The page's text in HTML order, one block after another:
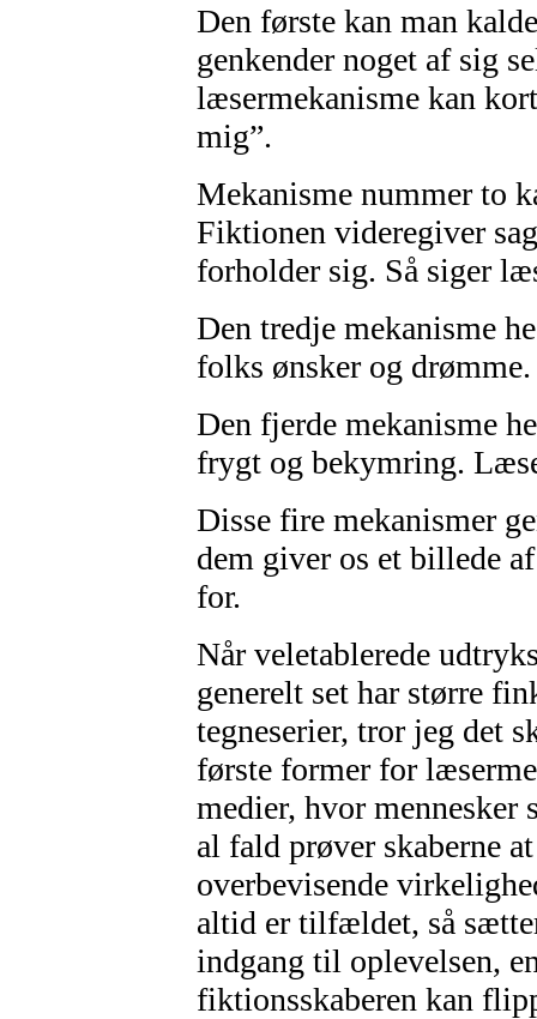
Den første kan man
genkender noget af sig
læsermekanisme kan
mig”.
Mekanisme nummer to
Fiktionen videregiver
forholder sig. Så siger
Den tredje mekanisme
folks ønsker og
Den fjerde mekanisme
frygt og bekymring.
Disse fire mekanismer
dem giver os et billede
for.
Når veletablerede
generelt set har større
tegneserier, tror jeg det
første former for
medier, hvor mennesker
al fald prøver skaberne
overbevisende
altid er tilfældet, så
indgang til oplevelsen,
fiktionsskaberen kan